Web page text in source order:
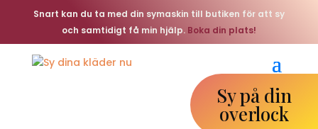
Snart kan du ta med din symaskin till butiken för att sy
och samtidigt få min hjälp. Boka din plats!
Sy på din
overlock